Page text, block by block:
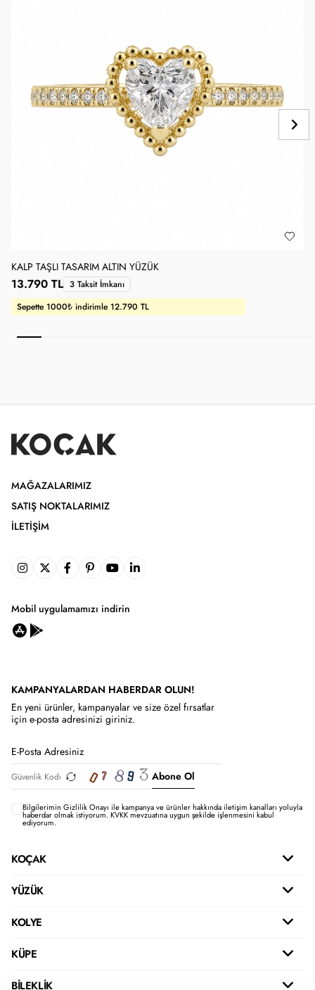
KALP TAŞLI TASARIM ALTIN YÜZÜK
Sepette 1000₺ indirimle 12.790 TL
13.790 TL 3 Taksit İmkanı
MAĞAZALARIMIZ
SATIŞ NOKTALARIMIZ
İLETIŞIM
Mobil uygulamamızı indirin
KAMPANYALARDAN HABERDAR OLUN!
En yeni ürünler, kampanyalar ve size özel fırsatlar
için e-posta adresinizi giriniz.
Abone Ol
Bilgilerimin Gizlilik Onayı ile kampanya ve ürünler hakkında iletişim kanalları yoluyla
haberdar olmak istiyorum.KVKK mevzuatına uygun şekilde işlenmesini kabul
ediyorum.
KOÇAK
YÜZÜK
KOLYE
KÜPE
BİLEKLİK